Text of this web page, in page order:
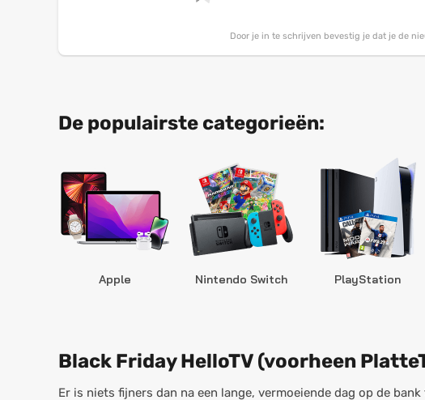
Door je in te schrijven bevestig je dat je de
De populairste categorieën:
Apple Nintendo Switch PlayStation
Black Friday HelloTV (voorheen
Er is niets fijners dan na een lange, vermoeiende dag op de